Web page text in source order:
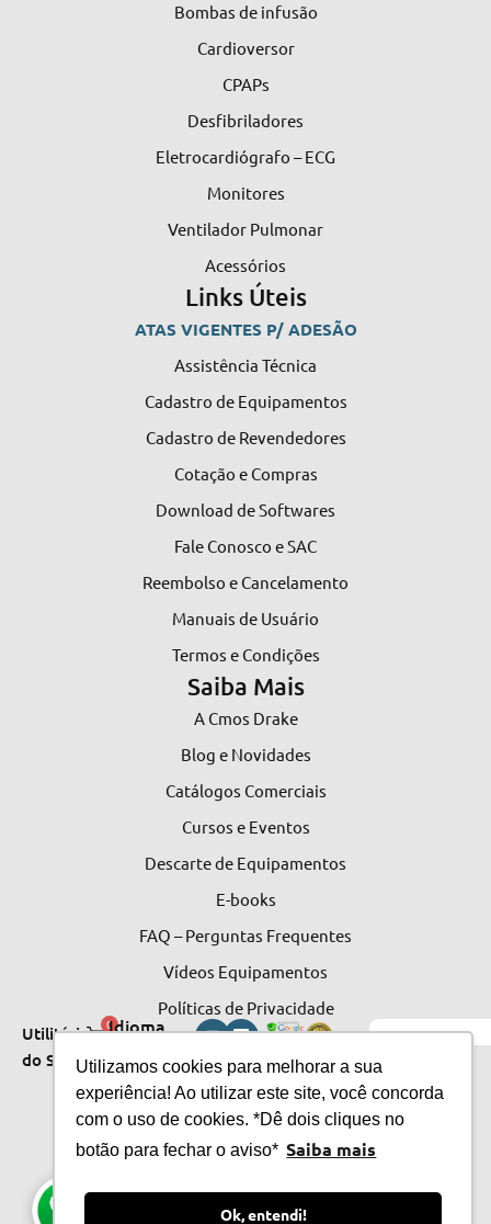
Utilizamos cookies para melhorar a sua
experiência! Ao utilizar este site, você concorda
com o uso de cookies. *Dê dois cliques no
botão para fechar o aviso* Saiba mais
Ok, entendi!
Bombas de infusão
Cardioversor
CPAPs
Desfibriladores
Eletrocardiógrafo – ECG
Monitores
Ventilador Pulmonar
Acessórios
Links Úteis
ATAS VIGENTES P/ ADESÃO
Assistência Técnica
Cadastro de Equipamentos
Cadastro de Revendedores
Cotação e Compras
Download de Softwares
Fale Conosco e SAC
Reembolso e Cancelamento
Manuais de Usuário
Termos e Condições
Saiba Mais
A Cmos Drake
Blog e Novidades
Catálogos Comerciais
Cursos e Eventos
Descarte de Equipamentos
E-books
FAQ – Perguntas Frequentes
Vídeos Equipamentos
Políticas de Privacidade
Utilitários
do Site
0Idioma
do Site